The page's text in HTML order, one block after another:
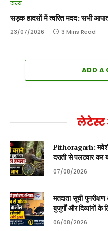
राज्य
सड़क हादसों में त्वरित मदद: सभी
23/07/2026 3 Mins Read
ADD A
लेटेस्ट
Pithoragarh: मवेशी
दराती से पलटवार कर
07/08/2026
मतदाता सूची
बुजुर्गों और दिव्यांगों के
06/08/2026